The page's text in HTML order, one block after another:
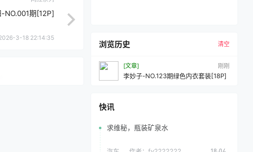
NO.001期[12P]
3-18 22:14:35
浏览历史 清空
[文章] 刚刚
李妙子-NO.123期绿色内衣套装[18P]
快讯
求维秘，瓶装矿泉水